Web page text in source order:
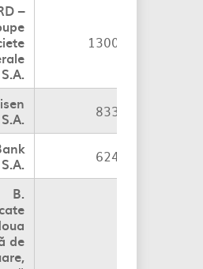
–
S.A.
1300 p.b.
833 p.b.
S.A.
624 p.b.
B.
de